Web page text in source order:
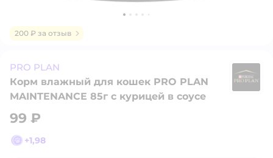
200 ₽ за отзыв
PRO PLAN
Корм влажный для кошек PRO PLAN
MAINTENANCE 85г с курицей в соусе
99 ₽
+1,98